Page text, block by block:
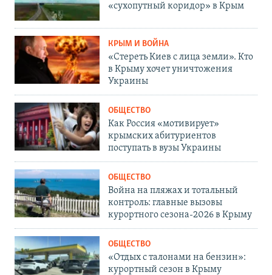
«сухопутный коридор» в Крым
КРЫМ И ВОЙНА
«Стереть Киев с лица земли». Кто
в Крыму хочет уничтожения
Украины
ОБЩЕСТВО
Как Россия «мотивирует»
крымских абитуриентов
поступать в вузы Украины
ОБЩЕСТВО
Война на пляжах и тотальный
контроль: главные вызовы
курортного сезона-2026 в Крыму
ОБЩЕСТВО
«Отдых с талонами на бензин»:
курортный сезон в Крыму